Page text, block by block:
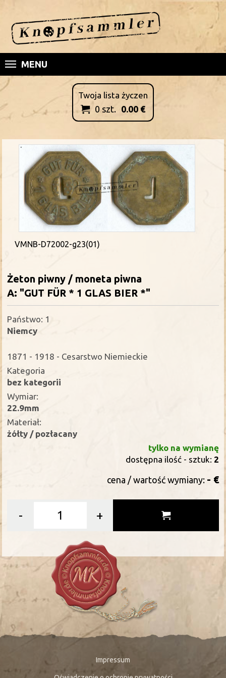
MENU
Twoja lista życzen
 0 szt. 0.00 €
VMNB-D72002-g23(01)
Żeton piwny / moneta piwna
A: "GUT FÜR * 1 GLAS BIER *"
Państwo: 1
Niemcy
1871 - 1918 - Cesarstwo Niemieckie
Kategoria
bez kategorii
Wymiar:
22.9mm
Materiał:
żółty / pozłacany
tylko na wymianę
dostępna ilość - sztuk: 2
cena / wartość wymiany: - €
- +
Impressum